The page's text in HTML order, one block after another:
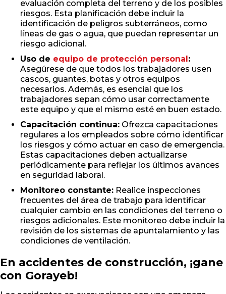
evaluación completa del terreno y de los posibles
riesgos. Esta planificación debe incluir la
identificación de peligros subterráneos, como
líneas de gas o agua, que puedan representar un
riesgo adicional.
Uso de equipo de protección personal :
Asegúrese de que todos los trabajadores usen
cascos, guantes, botas y otros equipos
necesarios. Además, es esencial que los
trabajadores sepan cómo usar correctamente
este equipo y que el mismo esté en buen estado.
Capacitación continua: Ofrezca capacitaciones
regulares a los empleados sobre cómo identificar
los riesgos y cómo actuar en caso de emergencia.
Estas capacitaciones deben actualizarse
periódicamente para reflejar los últimos avances
en seguridad laboral.
Monitoreo constante: Realice inspecciones
frecuentes del área de trabajo para identificar
cualquier cambio en las condiciones del terreno o
riesgos adicionales. Este monitoreo debe incluir la
revisión de los sistemas de apuntalamiento y las
condiciones de ventilación.
En accidentes de construcción, ¡gane
con Gorayeb!